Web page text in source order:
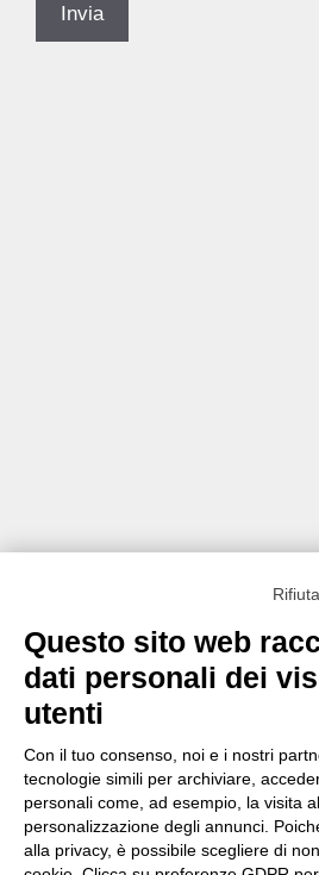
Questo sito web
dati personali dei
utenti
Con il tuo consenso, noi e i nostri
tecnologie simili per archiviare,
personali come, ad esempio, la visita
personalizzazione degli annunci.
alla privacy, è possibile scegliere di